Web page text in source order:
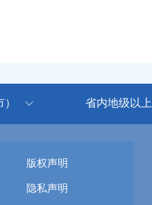
省内地级以
版权声明
隐私声明